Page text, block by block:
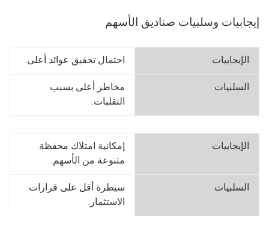
إيجابيات وسلبيات صناديق الأسهم
الإيجابيات احتمال تحقيق عوائد أعلى.
السلبيات
مخاطر أعلى بسبب
التقلبات.
الإيجابيات
إمكانية امتلاك محفظة
متنوعة من الأسهم.
السلبيات
سيطرة أقل على قرارات
الاستثمار.